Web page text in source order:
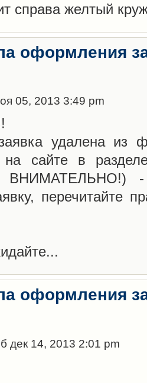
справа желтый
оформления
05, 2013 3:49 pm
удалена из
на сайте в
ВНИМАТЕЛЬНО!)
перечитайте
оформления
дек 14, 2013 2:01 pm